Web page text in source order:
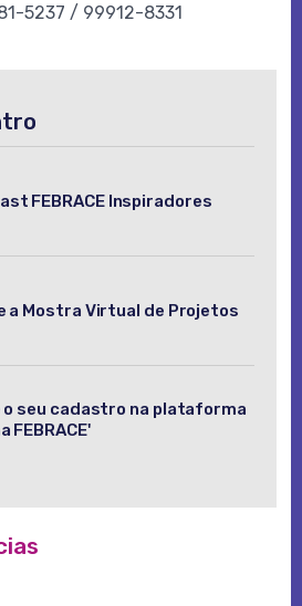
5237 / 99912-8331
FEBRACE Inspiradores
a Mostra Virtual de Projetos
o seu cadastro na plataforma
FEBRACE'